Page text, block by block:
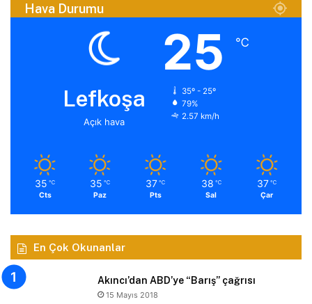
Hava Durumu
Lefkoşa
Açık hava
25 ℃
35º - 25º
79%
2.57 km/h
35 ℃
Cts
35 ℃
Paz
37 ℃
Pts
38 ℃
Sal
37 ℃
Çar
En Çok Okunanlar
Akıncı’dan ABD’ye “Barış” çağrısı
15 Mayıs 2018